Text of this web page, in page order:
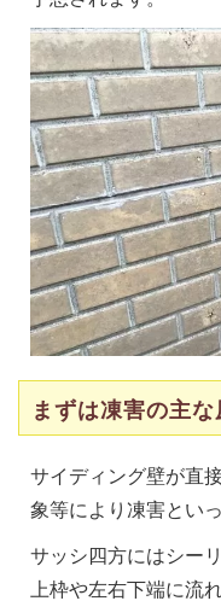
まずは凍害の主な
サイディング壁が直
象等により凍害とい
サッシ四方にはシー
上枠や左右下端に流